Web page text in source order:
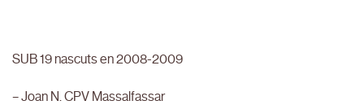
SUB 19 nascuts en 2008-2009
– Joan N. CPV Massalfassar